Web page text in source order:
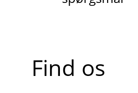
Find os